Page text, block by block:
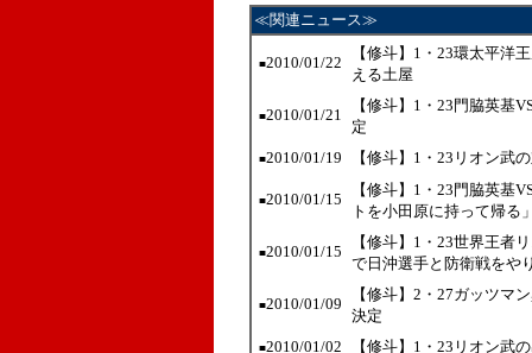
≪関連ニュース≫
■2010/01/22
【修斗】1・23環太平洋
える土屋
■2010/01/21
【修斗】1・23門脇英基
定
■2010/01/19 【修斗】1・23リオン武
■2010/01/15
【修斗】1・23門脇英基
トを小田原に持って帰る
■2010/01/15
【修斗】1・23世界王者
で日沖選手と防衛戦をや
■2010/01/09
【修斗】2・27ガッツマ
決定
■2010/01/02 【修斗】1・23リオン武